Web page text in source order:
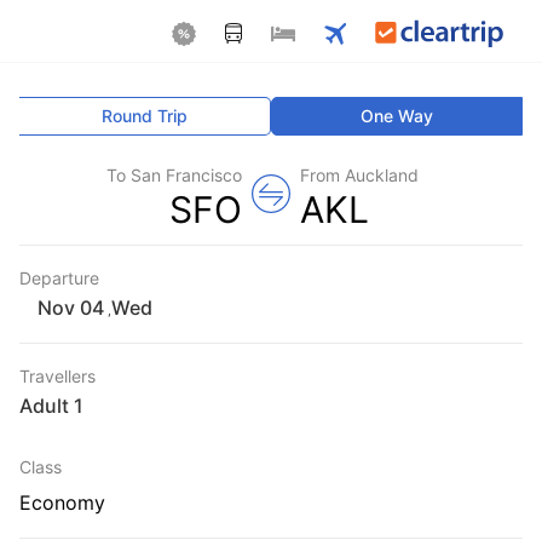
One Way
Round Trip
From Auckland
AKL
To San Francisco
SFO
Departure
Wed
Travellers
1 Adult
Class
Economy